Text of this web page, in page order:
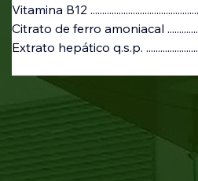
Vitamina B12
Citrato de ferro amoniacal
Extrato hepático q.s.p.